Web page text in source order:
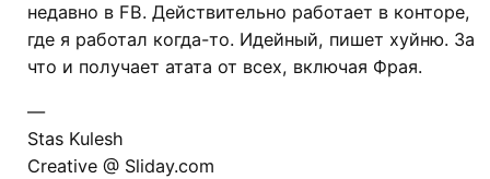
недавно в FB. Действительно работает в конторе,
где я работал когда-то. Идейный, пишет хуйню. За
что и получает атата от всех, включая Фрая.
—
Stas Kulesh
Creative @ Sliday.com